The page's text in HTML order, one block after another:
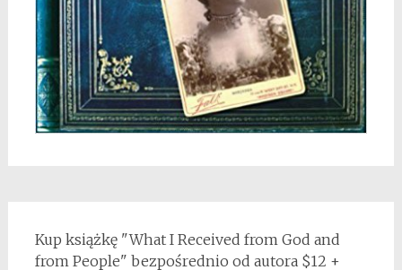
Kup książkę "What I Received from God and
from People" bezpośrednio od autora $12 +